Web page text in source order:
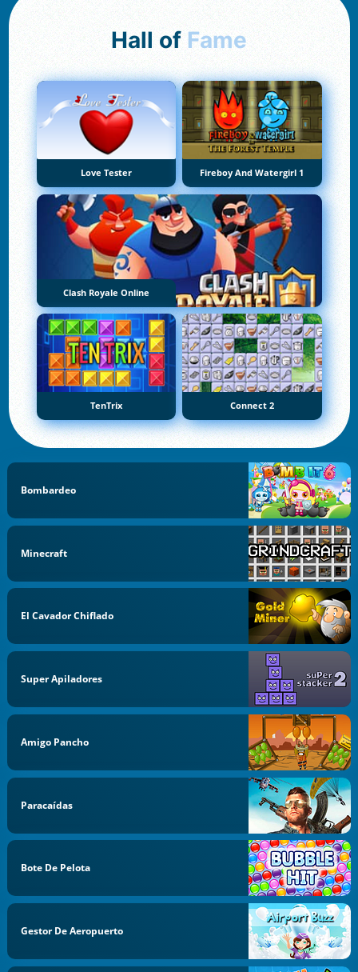
Hall of Fame
Love Tester Fireboy And Watergirl 1
Clash Royale Online
TenTrix Connect 2
Bombardeo
Minecraft
El Cavador Chiflado
Super Apiladores
Amigo Pancho
Paracaídas
Bote De Pelota
Gestor De Aeropuerto